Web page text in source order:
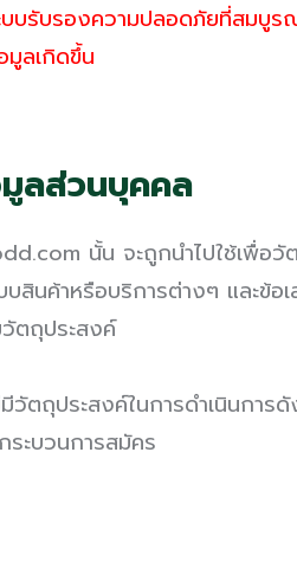
บบรับรองความปลอดภัยที่สม
ลเกิดขึ้น
มูลส่วนบุคคล
นั้น จะถูกนำไปใช้เพื่อวั
บสินค้าหรือบริการต่างๆ และ
ตถุประสงค์
ตถุประสงค์ในการดำเนินกา
ะบวนการสมัคร